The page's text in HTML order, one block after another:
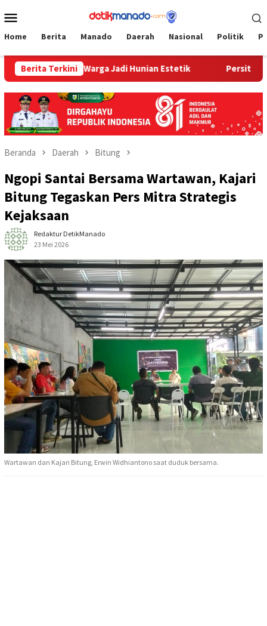
ke
Mobile
Home Berita Manado Daerah Nasional Politik
Berita Terkini
Rumah Warga Jadi Hunian Estetik Persit Korem
Beranda Daerah Bitung
Ngopi Santai Bersama Wartawan, Kajari
Bitung Tegaskan Pers Mitra Strategis
Kejaksaan
Redaktur DetikManado
23 Mei 2026
Wartawan dan Kajari Bitung, Erwin Widhiantono saat duduk bersama.